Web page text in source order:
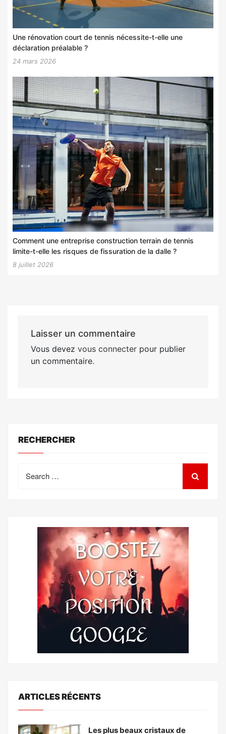
Une rénovation court de tennis nécessite-t-elle une
déclaration préalable ?
24 mars 2026
Comment une entreprise construction terrain de tennis
limite-t-elle les risques de fissuration de la dalle ?
8 juillet 2026
Laisser un commentaire
Vous devez vous connecterpour publier
un commentaire.
RECHERCHER
for:
ARTICLES RÉCENTS
Les plus beaux cristaux de